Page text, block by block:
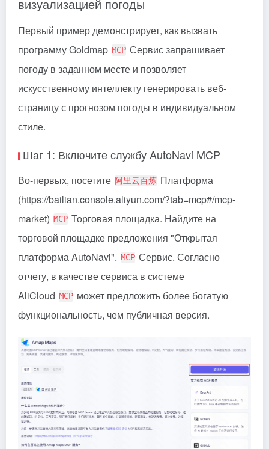
визуализацией погоды
Первый пример демонстрирует, как вызвать
программу Goldmap MCP Сервис запрашивает
погоду в заданном месте и позволяет
искусственному интеллекту генерировать веб-
страницу с прогнозом погоды в индивидуальном
стиле.
Шаг 1: Включите службу AutoNavi MCP
Во-первых, посетите 阿里云百炼 Платформа
(https://bailian.console.aliyun.com/?tab=mcp#/mcp-
market) MCP Торговая площадка. Найдите на
торговой площадке предложения "Открытая
платформа AutoNavi". MCP Сервис. Согласно
отчету, в качестве сервиса в системе
AliCloud MCP может предложить более богатую
функциональность, чем публичная версия.